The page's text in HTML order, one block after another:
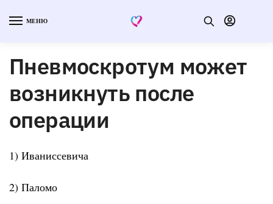
МЕНЮ
Пневмоскротум может
возникнуть после
операции
1) Иваниссевича
2) Паломо